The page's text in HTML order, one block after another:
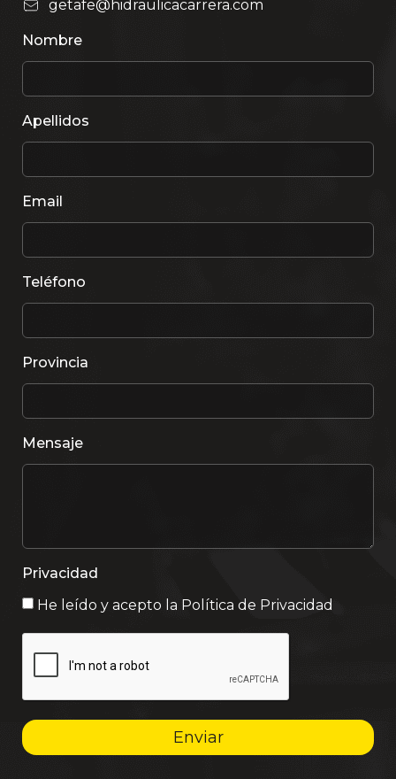
getafe@hidraulicacarrera.com
Nombre
Apellidos
Email
Teléfono
Provincia
Mensaje
Privacidad
He leído y acepto la Política de Privacidad
Enviar